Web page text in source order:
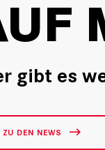
gibt es
ZU DEN NEWS